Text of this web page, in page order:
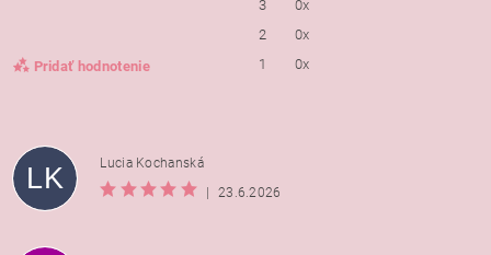
Pridať hodnotenie
3
0x
2
0x
1
0x
LK
Lucia Kochanská
|
23.6.2026